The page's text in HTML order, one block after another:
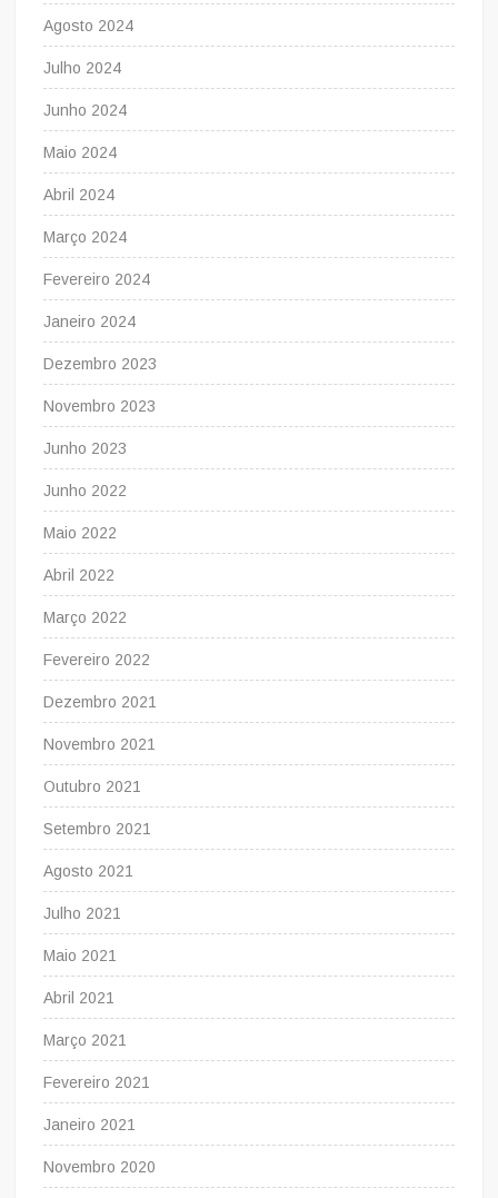
Agosto 2024
Julho 2024
Junho 2024
Maio 2024
Abril 2024
Março 2024
Fevereiro 2024
Janeiro 2024
Dezembro 2023
Novembro 2023
Junho 2023
Junho 2022
Maio 2022
Abril 2022
Março 2022
Fevereiro 2022
Dezembro 2021
Novembro 2021
Outubro 2021
Setembro 2021
Agosto 2021
Julho 2021
Maio 2021
Abril 2021
Março 2021
Fevereiro 2021
Janeiro 2021
Novembro 2020